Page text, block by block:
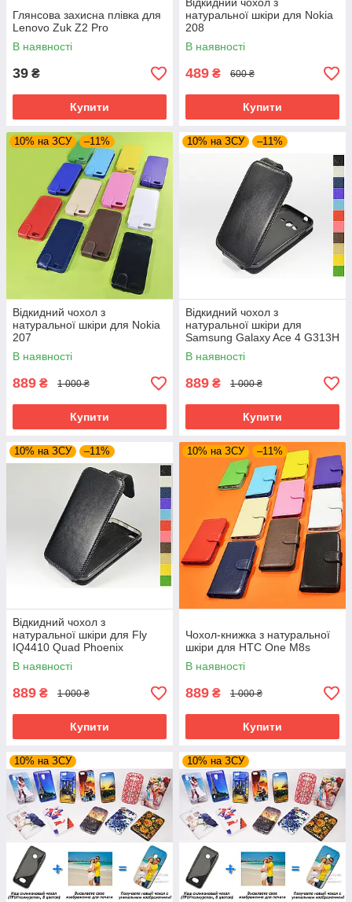
Глянсова захисна плівка для
Lenovo Zuk Z2 Pro
В наявності
39 ₴
Купити
натуральної шкіри для Nokia
208
В наявності
489 ₴ 600 ₴
Купити
10% на ЗСУ –11%
Відкидний чохол з
натуральної шкіри для Nokia
207
В наявності
889 ₴ 1 000 ₴
Купити
10% на ЗСУ –11%
Відкидний чохол з
натуральної шкіри для
Samsung Galaxy Ace 4 G313H
В наявності
889 ₴ 1 000 ₴
Купити
10% на ЗСУ –11%
Відкидний чохол з
натуральної шкіри для Fly
IQ4410 Quad Phoenix
В наявності
889 ₴ 1 000 ₴
Купити
10% на ЗСУ –11%
Чохол-книжка з натуральної
шкіри для HTC One M8s
В наявності
889 ₴ 1 000 ₴
Купити
10% на ЗСУ 10% на ЗСУ